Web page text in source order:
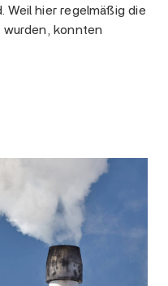
Weil hier regelmäßig die
konnten